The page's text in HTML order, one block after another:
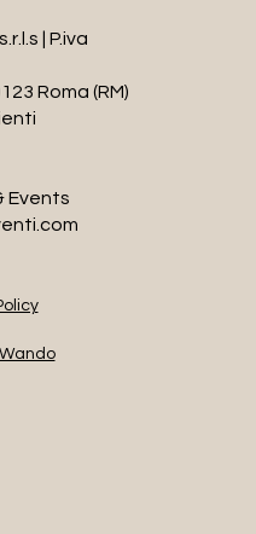
| P.iva
Roma (RM)
Events